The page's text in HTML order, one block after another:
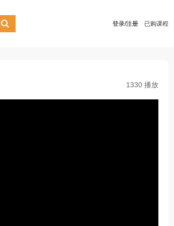
 登录/注册 已购课程
1330 播放